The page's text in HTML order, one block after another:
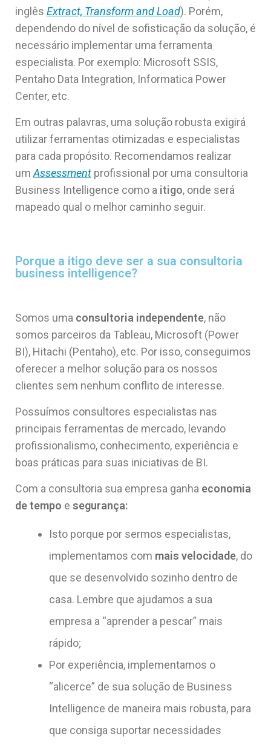
inglês Extract, Transform and Load). Porém,
dependendo do nível de sofisticação da solução, é
necessário implementar uma ferramenta
especialista. Por exemplo: Microsoft SSIS,
Pentaho Data Integration, Informatica Power
Center, etc.
Em outras palavras, uma solução robusta exigirá
utilizar ferramentas otimizadas e especialistas
para cada propósito. Recomendamos realizar
um Assessment profissional por uma consultoria
Business Intelligence como a itigo, onde será
mapeado qual o melhor caminho seguir.
Porque a itigo deve ser a sua consultoria
business intelligence?
Somos uma consultoria independente, não
somos parceiros da Tableau, Microsoft (Power
BI), Hitachi (Pentaho), etc. Por isso, conseguimos
oferecer a melhor solução para os nossos
clientes sem nenhum conflito de interesse.
Possuímos consultores especialistas nas
principais ferramentas de mercado, levando
profissionalismo, conhecimento, experiência e
boas práticas para suas iniciativas de BI.
Com a consultoria sua empresa ganha economia
de tempo e segurança:
Isto porque por sermos especialistas,
implementamos com mais velocidade, do
que se desenvolvido sozinho dentro de
casa. Lembre que ajudamos a sua
empresa a “aprender a pescar” mais
rápido;
Por experiência, implementamos o
“alicerce” de sua solução de Business
Intelligence de maneira mais robusta, para
que consiga suportar necessidades